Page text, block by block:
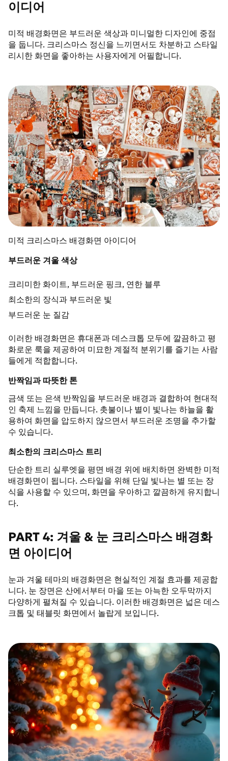
이디어
미적 배경화면은 부드러운 색상과 미니멀한 디자인에 중점
을 둡니다. 크리스마스 정신을 느끼면서도 차분하고 스타일
리시한 화면을 좋아하는 사용자에게 어필합니다.
미적 크리스마스 배경화면 아이디어
부드러운 겨울 색상
크리미한 화이트, 부드러운 핑크, 연한 블루
최소한의 장식과 부드러운 빛
부드러운 눈 질감
이러한 배경화면은 휴대폰과 데스크톱 모두에 깔끔하고 평
화로운 룩을 제공하여 미묘한 계절적 분위기를 즐기는 사람
들에게 적합합니다.
반짝임과 따뜻한 톤
금색 또는 은색 반짝임을 부드러운 배경과 결합하여 현대적
인 축제 느낌을 만듭니다. 촛불이나 별이 빛나는 하늘을 활
용하여 화면을 압도하지 않으면서 부드러운 조명을 추가할
수 있습니다.
최소한의 크리스마스 트리
단순한 트리 실루엣을 평면 배경 위에 배치하면 완벽한 미적
배경화면이 됩니다. 스타일을 위해 단일 빛나는 별 또는 장
식을 사용할 수 있으며, 화면을 우아하고 깔끔하게 유지합니
다.
PART 4: 겨울 & 눈 크리스마스 배경화
면 아이디어
눈과 겨울 테마의 배경화면은 현실적인 계절 효과를 제공합
니다. 눈 장면은 산에서부터 마을 또는 아늑한 오두막까지
다양하게 펼쳐질 수 있습니다. 이러한 배경화면은 넓은 데스
크톱 및 태블릿 화면에서 놀랍게 보입니다.